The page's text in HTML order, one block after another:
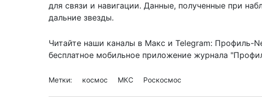
для связи и навигации. Данные, полученные при
дальние звезды.
Читайте наши каналы в Макс и Telegram: Профиль-
бесплатное мобильное приложение журнала
Метки: космос МКС Роскосмос